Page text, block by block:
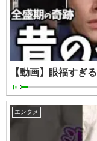
【動画】眼福すぎ
エンタメ